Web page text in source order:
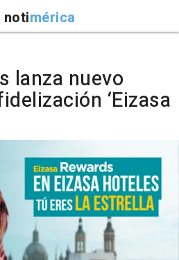
notimérica
lanza nuevo
‘Eizasa